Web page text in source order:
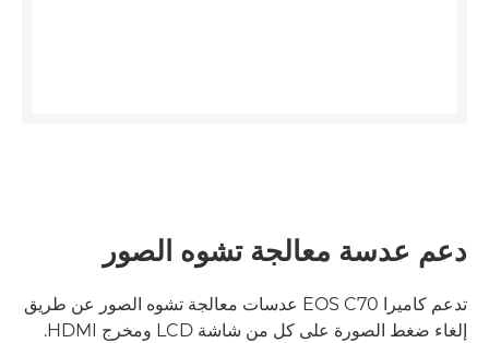
دعم عدسة معالجة تشوه الصور
تدعم كاميرا EOS C70 عدسات معالجة تشوه الصور عن طريق
إلغاء ضغط الصورة على كل من شاشة LCD ومخرج HDMI.